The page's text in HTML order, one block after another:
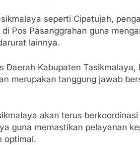
seperti Cipatujah,
Pos Pasanggrahan guna
lainnya.
Daerah Kabupaten Tasikmalaya,
merupakan tanggung jawab
akan terus
guna memastikan pelayanan
optimal.